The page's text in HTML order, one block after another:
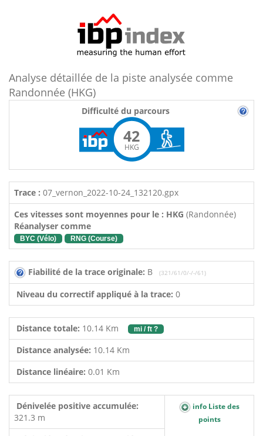
Analyse détaillée de la piste analysée comme
Randonnée (HKG)
Difficulté du parcours
42
HKG
Trace : 07_vernon_2022-10-24_132120.gpx
Ces vitesses sont moyennes pour le : HKG (Randonnée)
Réanalyser comme
BYC (Vélo) RNG (Course)
Fiabilité de la trace originale: B (321/61/0/-/-/61)
Niveau du correctif appliqué à la trace: 0
Distance totale: 10.14 Km mi / ft ?
Distance analysée: 10.14 Km
Distance linéaire: 0.01 Km
Dénivelée positive accumulée:
321.3 m
info Liste des
points